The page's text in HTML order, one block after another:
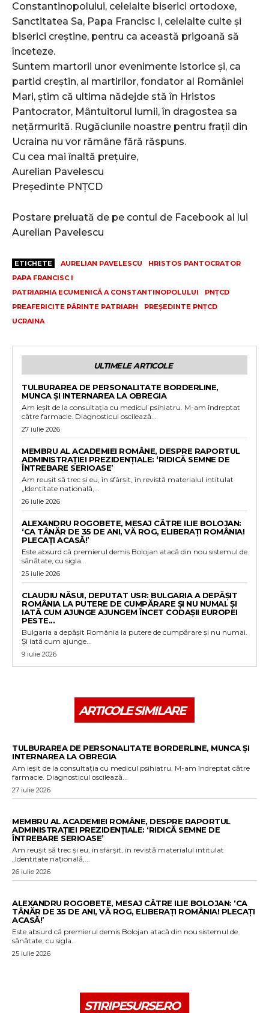
Constantinopolului, celelalte biserici ortodoxe,
Sanctitatea Sa, Papa Francisc I, celelalte culte și
biserici creștine, pentru ca această prigoană să
înceteze.
Suntem martorii unor evenimente istorice și, ca
partid creștin, al martirilor, fondator al României
Mari, știm că ultima nădejde stă în Hristos
Pantocrator, Mântuitorul lumii, în dragostea sa
nețărmurită. Rugăciunile noastre pentru frații din
Ucraina nu vor rămâne fără răspuns.
Cu cea mai înaltă prețuire,
Aurelian Pavelescu
Președinte PNȚCD
Postare preluată de pe contul de Facebook al lui
Aurelian Pavelescu
ETICHETE AURELIAN PAVELESCU
HRISTOS PANTOCRATOR
PAPA FRANCISC I
PATRIARHIA ECUMENICĂ A CONSTANTINOPOLULUI
PNȚCD
PREAFERICITE PĂRINTE PATRIARH
PREȘEDINTE PNȚCD
UCRAINA
ULTIMELE ARTICOLE
TULBURAREA DE PERSONALITATE BORDERLINE,
MUNCA ȘI INTERNAREA LA OBREGIA
Am ieșit de la consultația cu medicul psihiatru. M-am îndreptat
către farmacie. Diagnosticul oscilează...
27 iulie 2026
MEMBRU AL ACADEMIEI ROMÂNE, DESPRE RAPORTUL
ADMINISTRAȚIEI PREZIDENȚIALE: ‘RIDICĂ SEMNE DE
ÎNTREBARE SERIOASE’
Am reușit să trec și eu, în sfârșit, în revistă materialul intitulat
„Identitate națională,...
26 iulie 2026
ALEXANDRU ROGOBETE, MESAJ CĂTRE ILIE BOLOJAN:
‘CA TÂNĂR DE 35 DE ANI, VĂ ROG, ELIBERAȚI ROMÂNIA!
PLECAȚI ACASĂ!’
Este absurd că premierul demis Bolojan atacă din nou sistemul de
sănătate, cu sigla...
25 iulie 2026
CLAUDIU NĂSUI, DEPUTAT USR: BULGARIA A DEPĂȘIT
ROMÂNIA LA PUTERE DE CUMPĂRARE ȘI NU NUMAI. ȘI
IATĂ CUM AJUNGE AJUNGEM ÎNCET CODAȘII EUROPEI
PESTE...
Bulgaria a depășit România la putere de cumpărare și nu numai.
Și iată cum ajunge...
9 iulie 2026
ARTICOLE SIMILARE
TULBURAREA DE PERSONALITATE BORDERLINE, MUNCA ȘI
INTERNAREA LA OBREGIA
Am ieșit de la consultația cu medicul psihiatru. M-am îndreptat către
farmacie. Diagnosticul oscilează...
27 iulie 2026
MEMBRU AL ACADEMIEI ROMÂNE, DESPRE RAPORTUL
ADMINISTRAȚIEI PREZIDENȚIALE: ‘RIDICĂ SEMNE DE
ÎNTREBARE SERIOASE’
Am reușit să trec și eu, în sfârșit, în revistă materialul intitulat
„Identitate națională,...
26 iulie 2026
ALEXANDRU ROGOBETE, MESAJ CĂTRE ILIE BOLOJAN: ‘CA
TÂNĂR DE 35 DE ANI, VĂ ROG, ELIBERAȚI ROMÂNIA! PLECAȚI
ACASĂ!’
Este absurd că premierul demis Bolojan atacă din nou sistemul de
sănătate, cu sigla...
25 iulie 2026
STIRIPESURSE.RO